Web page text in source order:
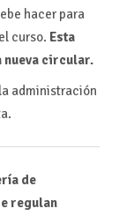
hacer para
curso. Esta
nueva circular.
administración
de
regulan